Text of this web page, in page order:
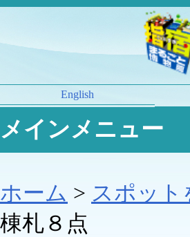
English
メインメニュー
ホーム > スポット
棟札８点